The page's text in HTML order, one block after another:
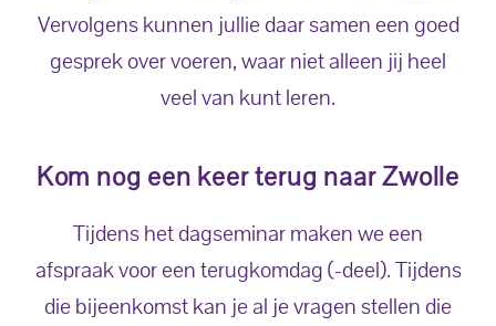
Vervolgens kunnen jullie daar samen een goed
gesprek over voeren, waar niet alleen jij heel
veel van kunt leren.
Kom nog een keer terug naar Zwolle
Tijdens het dagseminar maken we een
afspraak voor een terugkomdag (-deel). Tijdens
die bijeenkomst kan je al je vragen stellen die